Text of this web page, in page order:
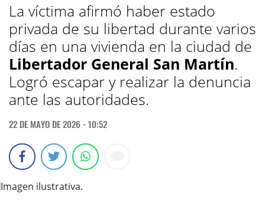
La víctima afirmó haber estado
privada de su libertad durante varios
días en una vivienda en la ciudad de
Libertador General San Martín.
Logró escapar y realizar la denuncia
ante las autoridades.
22 DE MAYO DE 2026 - 10:52